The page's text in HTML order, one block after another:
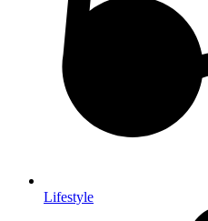
Lifestyle